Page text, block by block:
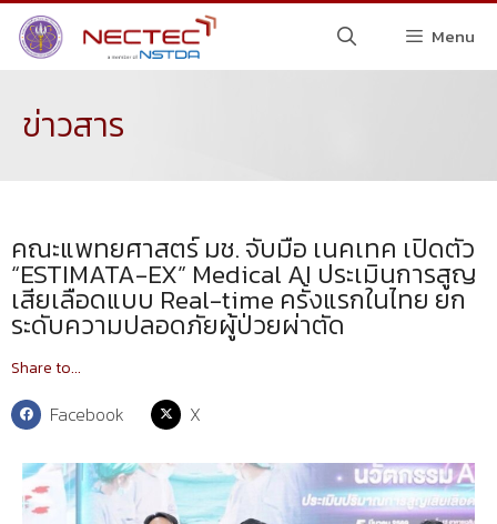
Menu
ข่าวสาร
คณะแพทยศาสตร์ มช. จับมือ เนคเทค เปิดตัว
“ESTIMATA-EX” Medical AI ประเมินการสูญ
เสียเลือดแบบ Real-time ครั้งแรกในไทย ยก
ระดับความปลอดภัยผู้ป่วยผ่าตัด
Share to...
Facebook X